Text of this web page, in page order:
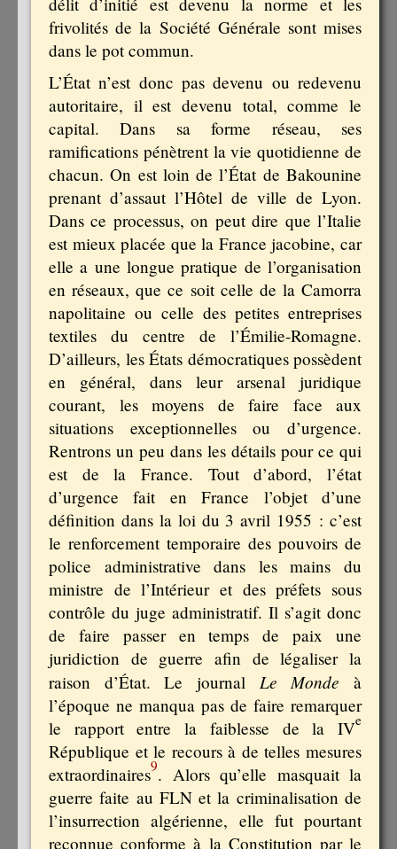
frivolités de la Société Générale sont mises
dans le pot commun.
L’État n’est donc pas devenu ou redevenu
autoritaire, il est devenu total, comme le
capital. Dans sa forme réseau, ses
ramifications pénètrent la vie quotidienne de
chacun. On est loin de l’État de Bakounine
prenant d’assaut l’Hôtel de ville de Lyon.
Dans ce processus, on peut dire que l’Italie
est mieux placée que la France jacobine, car
elle a une longue pratique de l’organisation
en réseaux, que ce soit celle de la Camorra
napolitaine ou celle des petites entreprises
textiles du centre de l’Émilie-Romagne.
D’ailleurs, les États démocratiques possèdent
en général, dans leur arsenal juridique
courant, les moyens de faire face aux
situations exceptionnelles ou d’urgence.
Rentrons un peu dans les détails pour ce qui
est de la France. Tout d’abord, l’état
d’urgence fait en France l’objet d’une
définition dans la loi du 3 avril 1955 : c’est
le renforcement temporaire des pouvoirs de
police administrative dans les mains du
ministre de l’Intérieur et des préfets sous
contrôle du juge administratif. Il s’agit donc
de faire passer en temps de paix une
juridiction de guerre afin de légaliser la
raison d’État. Le journal Le Monde à
l’époque ne manqua pas de faire remarquer
le rapport entre la faiblesse de la IVe
République et le recours à de telles mesures
extraordinaires9. Alors qu’elle masquait la
guerre faite au FLN et la criminalisation de
l’insurrection algérienne, elle fut pourtant
reconnue conforme à la Constitution par le